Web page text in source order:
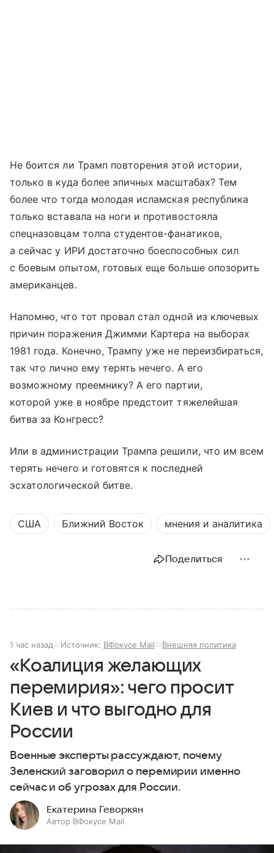
Не боится ли Трамп повторения этой истории,
только в куда более эпичных масштабах? Тем
более что тогда молодая исламская республика
только вставала на ноги и противостояла
спецназовцам толпа студентов-фанатиков,
а сейчас у ИРИ достаточно боеспособных сил
с боевым опытом, готовых еще больше опозорить
американцев.
Напомню, что тот провал стал одной из ключевых
причин поражения Джимми Картера на выборах
1981 года. Конечно, Трампу уже не переизбираться,
так что лично ему терять нечего. А его
возможному преемнику? А его партии,
которой уже в ноябре предстоит тяжелейшая
битва за Конгресс?
Или в администрации Трампа решили, что им всем
терять нечего и готовятся к последней
эсхатологической битве.
США Ближний Восток мнения и аналитика
Поделиться
1 час назад Источник: ВФокусе Mail Внешняя политика
«Коалиция желающих
перемирия»: чего просит
Киев и что выгодно для
России
Военные эксперты рассуждают, почему
Зеленский заговорил о перемирии именно
сейчас и об угрозах для России.
Екатерина Геворкян
Автор ВФокусе Mail